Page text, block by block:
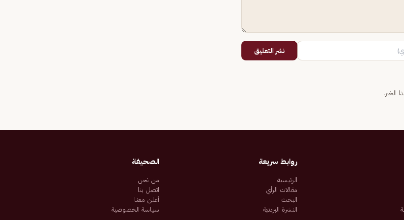
نشر التعليق
الخبر.
روابط سريعة
الرئيسية
مقالات الرأي
البحث
النشرة البريدية
الصحيفة
من نحن
اتصل بنا
أعلن معنا
سياسة الخصوصية